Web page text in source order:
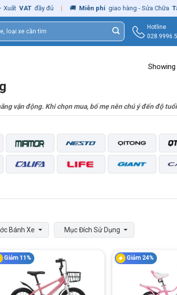
VAT đầy đủ | 🚚 Miễn phí giao hàng - Sửa Chữa Tận
Hotline
vận động. Khi chọn mua, bố mẹ nên chú ý đến độ
Bánh Xe Mục Đích Sử Dụng
Giảm 11% Giảm 24%